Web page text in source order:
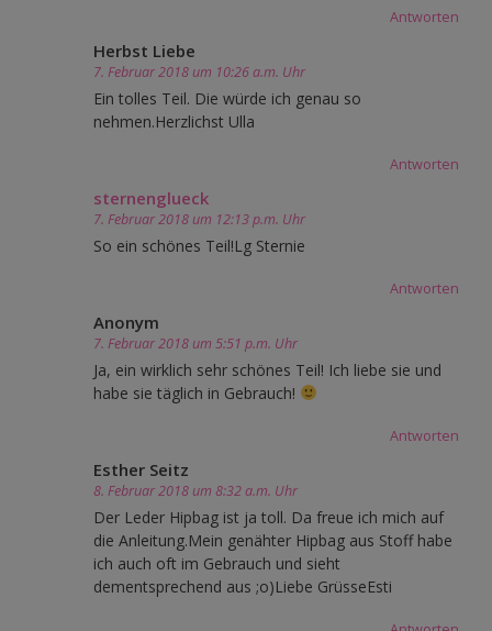
Antworten
Herbst Liebe
7. Februar 2018 um 10:26 a.m. Uhr
Ein tolles Teil. Die würde ich genau so
nehmen.Herzlichst Ulla
Antworten
sternenglueck
7. Februar 2018 um 12:13 p.m. Uhr
So ein schönes Teil!Lg Sternie
Antworten
Anonym
7. Februar 2018 um 5:51 p.m. Uhr
Ja, ein wirklich sehr schönes Teil! Ich liebe sie und
habe sie täglich in Gebrauch!
Antworten
Esther Seitz
8. Februar 2018 um 8:32 a.m. Uhr
Der Leder Hipbag ist ja toll. Da freue ich mich auf
die Anleitung.Mein genähter Hipbag aus Stoff habe
ich auch oft im Gebrauch und sieht
dementsprechend aus ;o)Liebe GrüsseEsti